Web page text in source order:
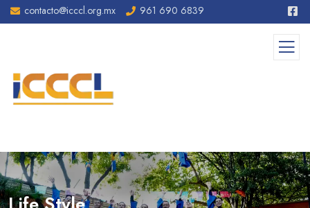
contacto@icccl.org.mx 961 690 6839